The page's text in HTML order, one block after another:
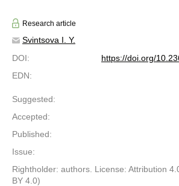
Research article
Svintsova I. Y.
DOI:
https://doi.org/
EDN:
Suggested:
Accepted:
Published:
Issue:
Rightholder: authors. License: Attribution
BY 4.0)